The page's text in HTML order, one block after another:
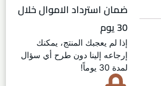
ضمان استرداد الاموال خلال
30 يوم
إذا لم يعجبك المنتج، يمكنك
إرجاعه إلينا دون طرح أي سؤال
لمدة 30 يوماً!